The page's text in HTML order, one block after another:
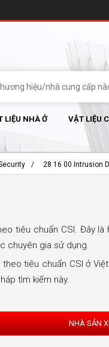
LIỆU NHÀ Ở VẬT LIỆU
28 16 00 Intrusion
tiêu chuẩn CSI. Đây là
chuyên gia sử dụng.
tiêu chuẩn CSI ở
tìm kiếm này.
NHÀ SẢN